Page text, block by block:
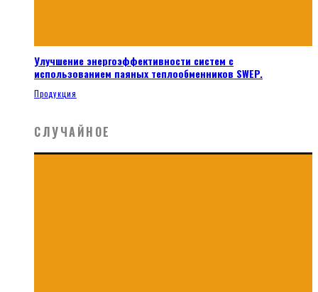
Улучшение энергоэффективности систем с
использованием паяных теплообменников SWEP.
Продукция
СЛУЧАЙНОЕ